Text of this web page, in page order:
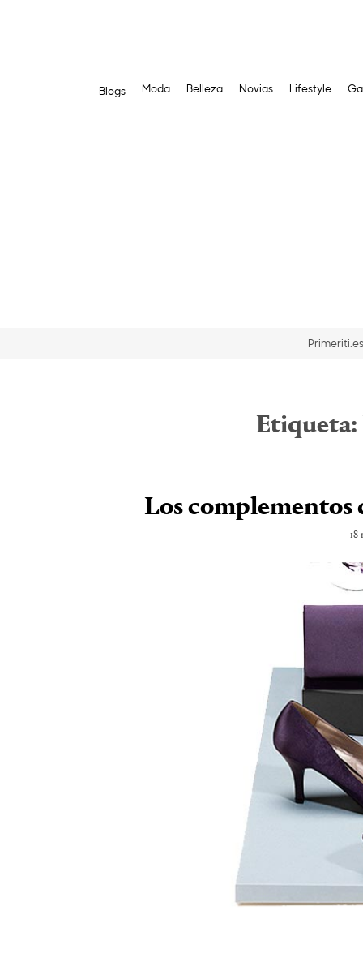
Blogs Moda Belleza Novias Lifestyle
Primeriti.es
Etiqueta:
Los complementos
18